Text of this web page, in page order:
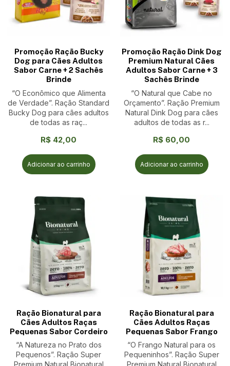
Promoção Ração Bucky
Dog para Cães Adultos
Sabor Carne + 2 Sachês
Brinde
“O Econômico que Alimenta
de Verdade”. Ração Standard
Bucky Dog para cães adultos
de todas as raç...
R$ 42,00
Adicionar ao carrinho
Promoção Ração Dink Dog
Premium Natural Cães
Adultos Sabor Carne + 3
Sachês Brinde
“O Natural que Cabe no
Orçamento”. Ração Premium
Natural Dink Dog para cães
adultos de todas as r...
R$ 60,00
Adicionar ao carrinho
Ração Bionatural para
Cães Adultos Raças
Pequenas Sabor Cordeiro
“A Natureza no Prato dos
Pequenos”. Ração Super
Ração Bionatural para
Cães Adultos Raças
Pequenas Sabor Frango
“O Frango Natural para os
Pequeninhos”. Ração Super